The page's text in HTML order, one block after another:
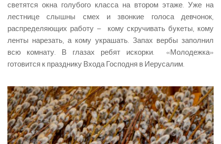
светятся окна голубого класса на втором этаже. Уже на
лестнице слышны смех и звонкие голоса девчонок,
распределяющих работу – кому скручивать букеты, кому
ленты нарезать, а кому украшать. Запах вербы заполнил
всю комнату. В глазах ребят искорки. «Молодежка»
готовится к празднику Входа Господня в Иерусалим.